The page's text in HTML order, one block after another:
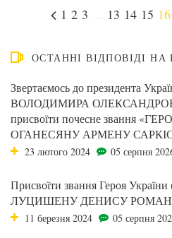
1 2 3 13 14 15 16
ОСТАННІ ВІДПОВІДІ НА
Звертаємось до президента
ВОЛОДИМИРА
присвоїти почесне звання
ОГАНЕСЯНУ АРМЕНУ
23 лютого 2024 05 серпня
Присвоїти звання Героя
ЛУЦИШЕНУ ДЕНИСУ
11 березня 2024 05 серпня